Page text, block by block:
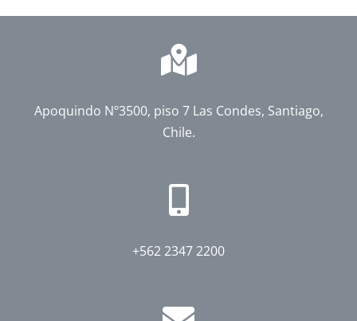
Apoquindo Nº3500, piso 7 Las Condes, Santiago,
Chile.
+562 2347 2200